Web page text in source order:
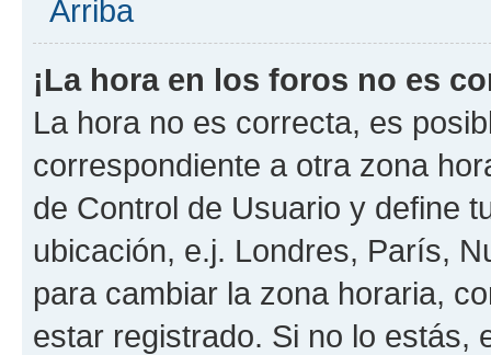
Arriba
¡La hora en los foros no es
La hora no es correcta, es
correspondiente a otra zona
de Control de Usuario y define
ubicación, e.j. Londres, París,
para cambiar la zona horaria,
estar registrado. Si no lo estás,